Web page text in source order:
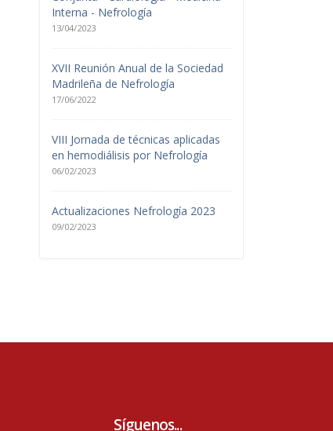
Interna - Nefrología
13/04/2023
XVII Reunión Anual de la Sociedad
Madrileña de Nefrología
17/06/2022
VIII Jornada de técnicas aplicadas
en hemodiálisis por Nefrología
06/02/2023
Actualizaciones Nefrología 2023
09/02/2023
Síguenos...